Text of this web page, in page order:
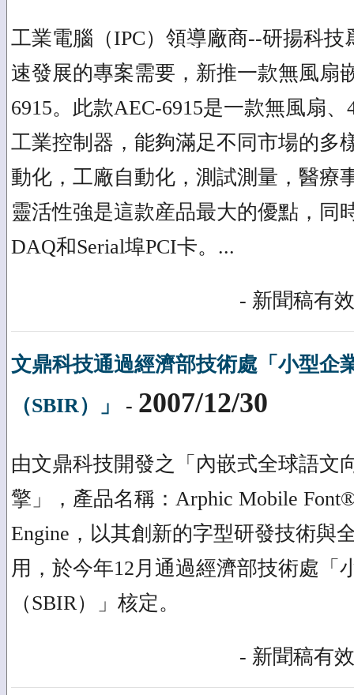
工業電腦（IPC）領導廠商--研揚科
速發展的專案需要，新推一款無風扇
6915。此款AEC-6915是一款無風扇
工業控制器，能夠滿足不同市場的多
動化，工廠自動化，測試測量，醫療
靈活性強是這款産品最大的優點，同
DAQ和Serial埠PCI卡。...
- 新聞稿有
文鼎科技通過經濟部技術處「小型企
（SBIR）」
- 2007/12/30
由文鼎科技開發之「內嵌式全球語文
擎」，產品名稱：Arphic Mobile
Engine，以其創新的字型研發技術與
用，於今年12月通過經濟部技術處「
（SBIR）」核定。
- 新聞稿有